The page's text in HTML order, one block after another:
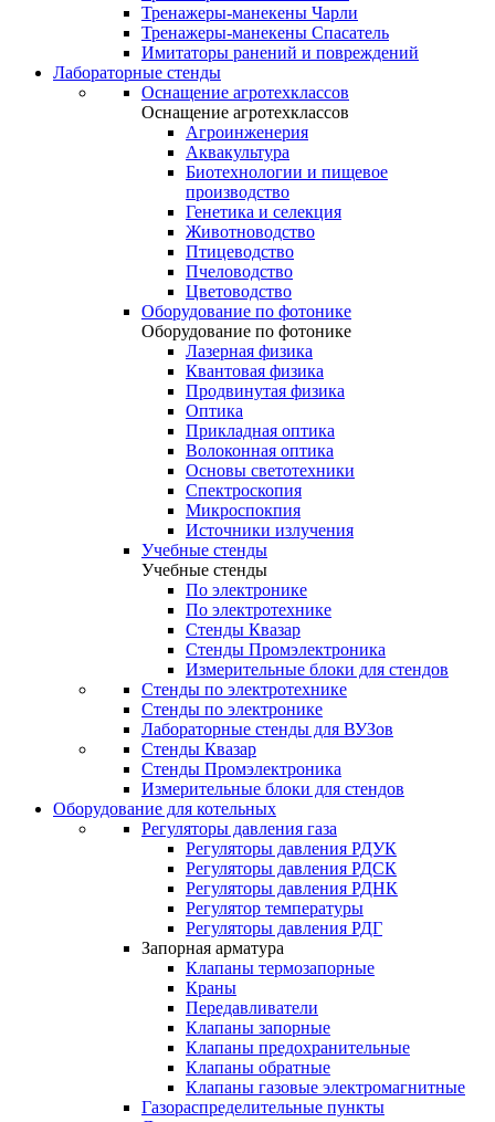
Тренажеры-манекены Чарли
Тренажеры-манекены Спасатель
Имитаторы ранений и повреждений
Лабораторные стенды
Оснащение агротехклассов
Оснащение агротехклассов
Агроинженерия
Аквакультура
Биотехнологии и пищевое
производство
Генетика и селекция
Животноводство
Птицеводство
Пчеловодство
Цветоводство
Оборудование по фотонике
Оборудование по фотонике
Лазерная физика
Квантовая физика
Продвинутая физика
Оптика
Прикладная оптика
Волоконная оптика
Основы светотехники
Спектроскопия
Микроспокпия
Источники излучения
Учебные стенды
Учебные стенды
По электронике
По электротехнике
Стенды Квазар
Стенды Промэлектроника
Измерительные блоки для стендов
Стенды по электротехнике
Стенды по электронике
Лабораторные стенды для ВУЗов
Стенды Квазар
Стенды Промэлектроника
Измерительные блоки для стендов
Оборудование для котельных
Регуляторы давления газа
Регуляторы давления РДУК
Регуляторы давления РДСК
Регуляторы давления РДНК
Регулятор температуры
Регуляторы давления РДГ
Запорная арматура
Клапаны термозапорные
Краны
Передавливатели
Клапаны запорные
Клапаны предохранительные
Клапаны обратные
Клапаны газовые электромагнитные
Газораспределительные пункты